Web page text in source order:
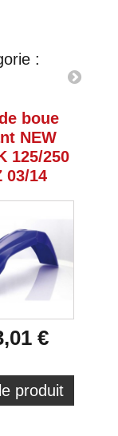
:
boue
NEW
125/250
03/14
€
produit